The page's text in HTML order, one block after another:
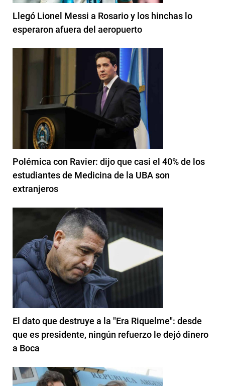
Llegó Lionel Messi a Rosario y los hinchas lo
esperaron afuera del aeropuerto
Polémica con Ravier: dijo que casi el 40% de los
estudiantes de Medicina de la UBA son
extranjeros
El dato que destruye a la "Era Riquelme": desde
que es presidente, ningún refuerzo le dejó dinero
a Boca